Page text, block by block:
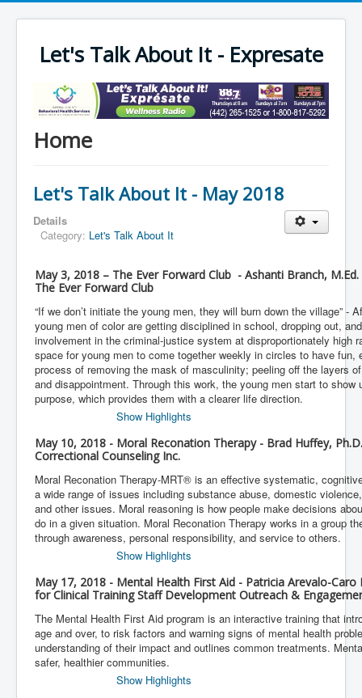
Let's Talk About It - Expresate
Home
Let's Talk About It - May 2018
Details
Category: Let's Talk About It
May 3, 2018 – The Ever Forward Club - Ashanti Branch,
The Ever Forward Club
“If we don’t initiate the young men, they will burn down the village” -
young men of color are getting disciplined in school, dropping out,
involvement in the criminal-justice system at disproportionately high
space for young men to come together weekly in circles to have fun,
process of removing the mask of masculinity; peeling off the layers
and disappointment. Through this work, the young men start to show
purpose, which provides them with a clearer life direction.
Show Highlights
May 10, 2018 - Moral Reconation Therapy - Brad Huffey,
Correctional Counseling Inc.
Moral Reconation Therapy-MRT® is an effective systematic,
a wide range of issues including substance abuse, domestic
and other issues. Moral reasoning is how people make decisions
do in a given situation. Moral Reconation Therapy works in a group
through awareness, personal responsibility, and service to others.
Show Highlights
May 17, 2018 - Mental Health First Aid - Patricia Arevalo-
for Clinical Training Staff Development Outreach &
The Mental Health First Aid program is an interactive training that
age and over, to risk factors and warning signs of mental health
understanding of their impact and outlines common treatments.
safer, healthier communities.
Show Highlights